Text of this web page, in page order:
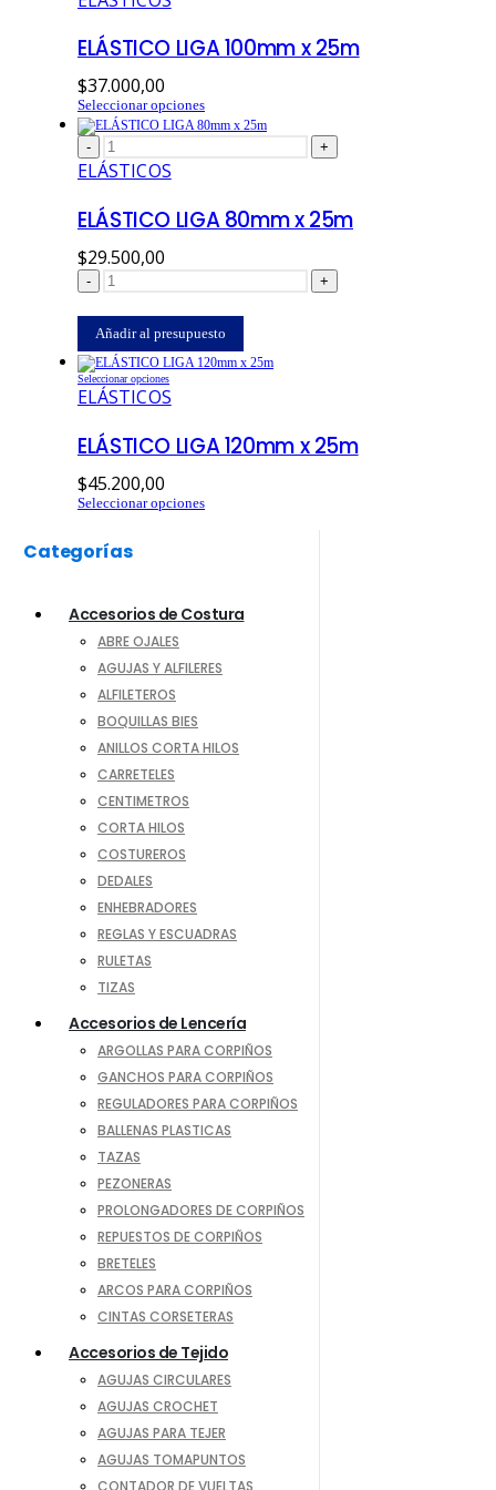
opciones
se
en
la
tiene
Las
opciones
en
la
página
ELÁSTICO LIGA 100mm x 25m
$37.000,00
Seleccionar opcionesEste
producto
se
de
producto
- +
ELÁSTICOS
ELÁSTICO LIGA 80mm x 25m
$29.500,00
- +
Añadir al presupuesto
Seleccionar opcionesEste
producto
tiene
Las
opciones
en
la
ELÁSTICOS
ELÁSTICO LIGA 120mm x 25m
$45.200,00
Seleccionar opcionesEste
se
en
Categorías
Accesorios de Costura
ABRE OJALES
AGUJAS Y ALFILERES
ALFILETEROS
BOQUILLAS BIES
ANILLOS CORTA HILOS
CARRETELES
CENTIMETROS
CORTA HILOS
COSTUREROS
DEDALES
ENHEBRADORES
REGLAS Y ESCUADRAS
RULETAS
TIZAS
Accesorios de Lencería
ARGOLLAS PARA CORPIÑOS
GANCHOS PARA CORPIÑOS
REGULADORES PARA CORPIÑOS
BALLENAS PLASTICAS
TAZAS
PEZONERAS
PROLONGADORES DE CORPIÑOS
REPUESTOS DE CORPIÑOS
BRETELES
ARCOS PARA CORPIÑOS
CINTAS CORSETERAS
Accesorios de Tejido
AGUJAS CIRCULARES
AGUJAS CROCHET
AGUJAS PARA TEJER
AGUJAS TOMAPUNTOS
CONTADOR DE VUELTAS